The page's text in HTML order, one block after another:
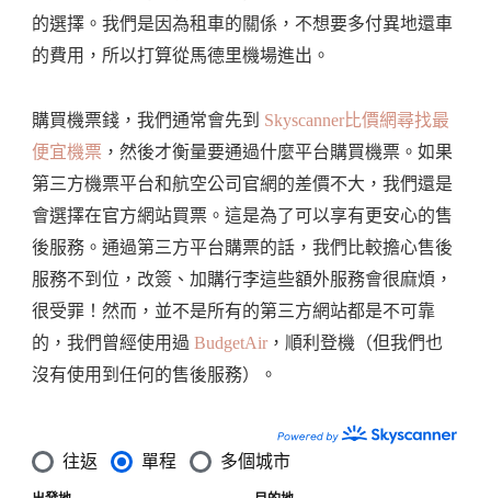
的選擇。我們是因為租車的關係，不想要多付異地還車
的費用，所以打算從馬德里機場進出。
購買機票錢，我們通常會先到 Skyscanner比價網尋找最
便宜機票 ，然後才衡量要通過什麼平台購買機票。如果
第三方機票平台和航空公司官網的差價不大，我們還是
會選擇在官方網站買票。這是為了可以享有更安心的售
後服務。通過第三方平台購票的話，我們比較擔心售後
服務不到位，改簽、加購行李這些額外服務會很麻煩，
很受罪！然而，並不是所有的第三方網站都是不可靠
的，我們曾經使用過 BudgetAir，順利登機（但我們也
沒有使用到任何的售後服務）。